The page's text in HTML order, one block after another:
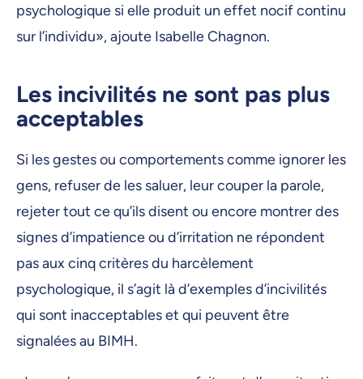
psychologique si elle produit un effet nocif continu
sur l’individu», ajoute Isabelle Chagnon.
Les incivilités ne sont pas plus
acceptables
Si les gestes ou comportements comme ignorer les
gens, refuser de les saluer, leur couper la parole,
rejeter tout ce qu’ils disent ou encore montrer des
signes d’impatience ou d’irritation ne répondent
pas aux cinq critères du harcèlement
psychologique, il s’agit là d’exemples d’incivilités
qui sont inacceptables et qui peuvent être
signalées au BIMH.